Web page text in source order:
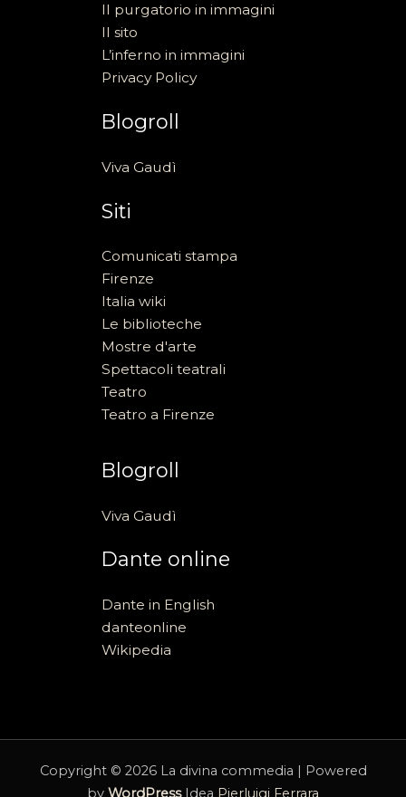
Il purgatorio in immagini
Il sito
L’inferno in immagini
Privacy Policy
Blogroll
Viva Gaudì
Siti
Comunicati stampa
Firenze
Italia wiki
Le biblioteche
Mostre d'arte
Spettacoli teatrali
Teatro
Teatro a Firenze
Blogroll
Viva Gaudì
Dante online
Dante in English
danteonline
Wikipedia
Copyright © 2026 La divina commedia | Powered